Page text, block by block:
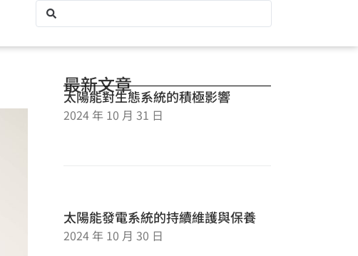
最新文章
太陽能對生態系統的積極影響
2024 年 10 月 31 日
太陽能發電系統的持續維護與保養
2024 年 10 月 30 日